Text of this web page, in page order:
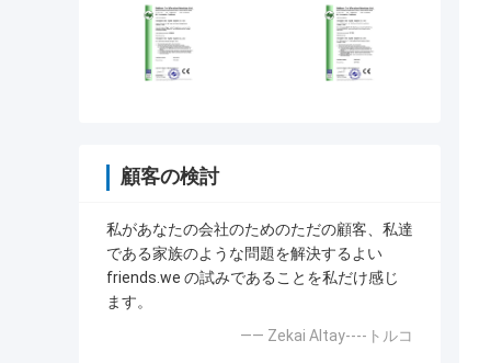
顧客の検討
私があなたの会社のためのただの顧客、私達
である家族のような問題を解決するよい
friends.we の試みであることを私だけ感じ
ます。
—— Zekai Altay----トルコ